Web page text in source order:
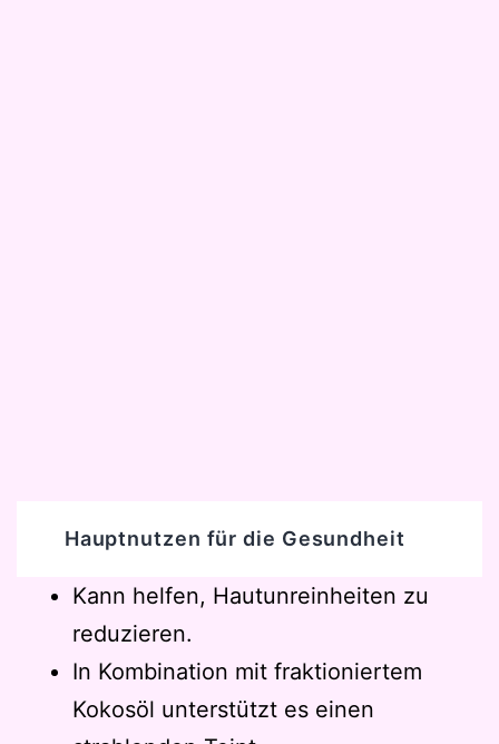
Hauptnutzen für die Gesundheit
Kann helfen, Hautunreinheiten zu
reduzieren.
In Kombination mit fraktioniertem
Kokosöl unterstützt es einen